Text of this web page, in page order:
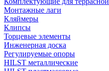
Монтажные лаги
Кляймеры
Клипсы
Торцевые элементы
Инженерная доска
Регулируемые опоры
HILST металлические